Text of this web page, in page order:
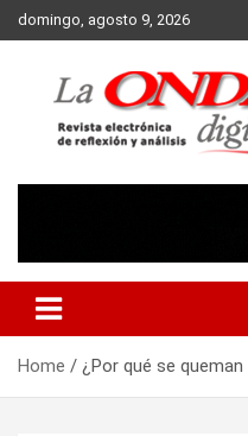
Skip
to
domingo, agosto 9, 2026
Home ¿Por qué se